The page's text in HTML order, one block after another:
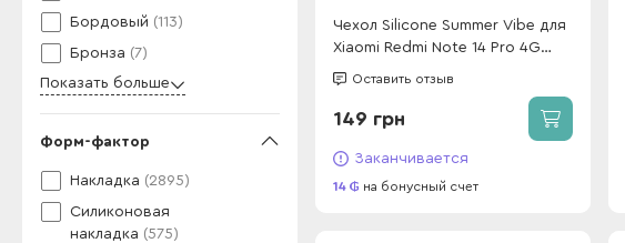
Бордовый (113)
Бронза (7)
Показать больше
Форм-фактор
Накладка (2895)
Силиконовая
накладка (575)
Чехол Silicone Summer Vibe для
Xiaomi Redmi Note 14 Pro 4G
Black
Оставить отзыв
149 грн
Заканчивается
14 на бонусный счет